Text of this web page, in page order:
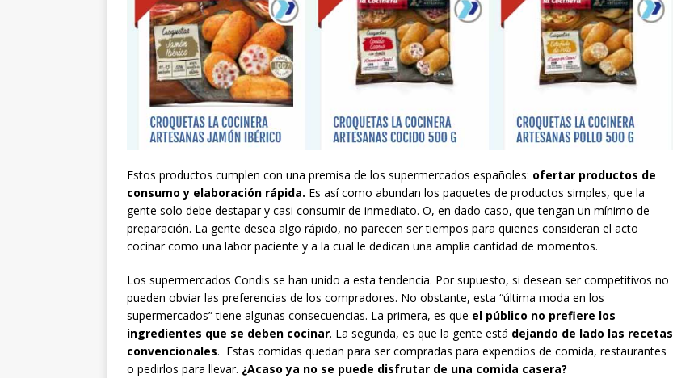
Estos productos cumplen con una premisa de los supermercados españoles: ofertar productos de
consumo y elaboración rápida. Es así como abundan los paquetes de productos simples, que la
gente solo debe destapar y casi consumir de inmediato. O, en dado caso, que tengan un mínimo de
preparación. La gente desea algo rápido, no parecen ser tiempos para quienes consideran el acto
cocinar como una labor paciente y a la cual le dedican una amplia cantidad de momentos.
Los supermercados Condis se han unido a esta tendencia. Por supuesto, si desean ser competitivos no
pueden obviar las preferencias de los compradores. No obstante, esta “última moda en los
supermercados” tiene algunas consecuencias. La primera, es que el público no prefiere los
ingredientes que se deben cocinar. La segunda, es que la gente está dejando de lado las recetas
convencionales. Estas comidas quedan para ser compradas para expendios de comida, restaurantes
o pedirlos para llevar. ¿Acaso ya no se puede disfrutar de una comida casera?